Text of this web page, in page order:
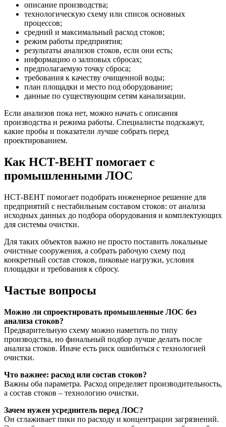
описание производства;
технологическую схему или список основных
процессов;
средний и максимальный расход стоков;
режим работы предприятия;
результаты анализов стоков, если они есть;
информацию о залповых сбросах;
предполагаемую точку сброса;
требования к качеству очищенной воды;
план площадки и место под оборудование;
данные по существующим сетям канализации.
Если анализов пока нет, можно начать с описания
производства и режима работы. Специалисты подскажут,
какие пробы и показатели лучше собрать перед
проектированием.
Как НСТ-ВЕНТ помогает с
промышленными ЛОС
НСТ-ВЕНТ помогает подобрать инженерное решение для
предприятий с нестабильным составом стоков: от анализа
исходных данных до подбора оборудования и комплектующих
для системы очистки.
Для таких объектов важно не просто поставить локальные
очистные сооружения, а собрать рабочую схему под
конкретный состав стоков, пиковые нагрузки, условия
площадки и требования к сбросу.
Частые вопросы
Можно ли спроектировать промышленные ЛОС без
анализа стоков?
Предварительную схему можно наметить по типу
производства, но финальный подбор лучше делать после
анализа стоков. Иначе есть риск ошибиться с технологией
очистки.
Что важнее: расход или состав стоков?
Важны оба параметра. Расход определяет производительность,
а состав стоков – технологию очистки.
Зачем нужен усреднитель перед ЛОС?
Он сглаживает пики по расходу и концентрации загрязнений.